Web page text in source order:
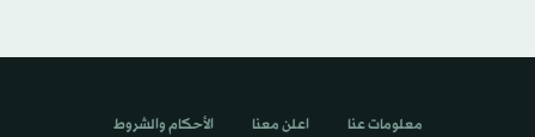
معلومات عنا اعلن معنا الأحكام والشروط